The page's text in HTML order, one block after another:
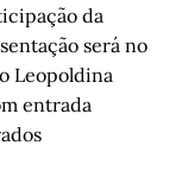
da
será no
Leopoldina
entrada